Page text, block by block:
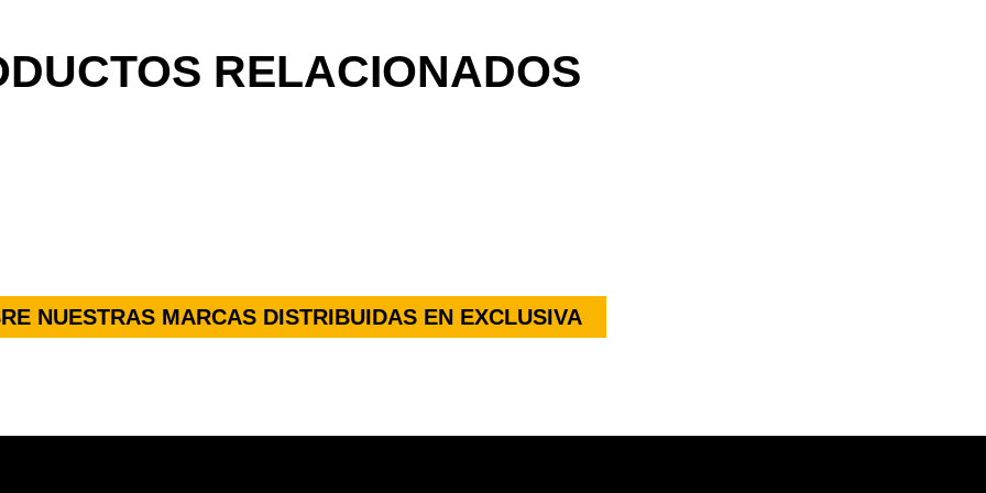
RELACIONADOS
NUESTRAS MARCAS DISTRIBUIDAS EN EXCLUSIVA